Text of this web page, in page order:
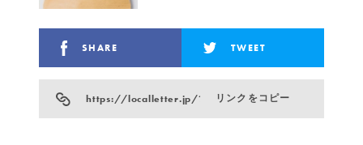
SHARE TWEET
https://localletter.jp/?p=13307リンクをコピー